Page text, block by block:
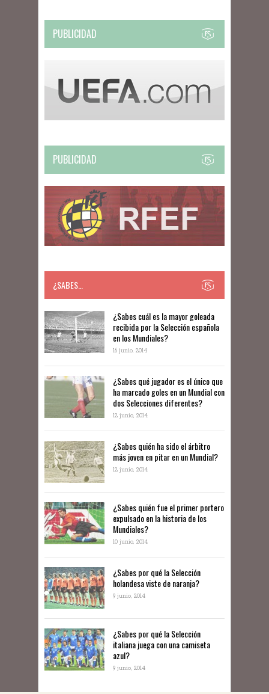
PUBLICIDAD
PUBLICIDAD
¿SABES…
​​¿Sabes cuál es la mayor goleada
recibida por la Selección española
en los Mundiales?
16 junio, 2014
¿Sabes qué jugador es el único que
ha marcado goles en un Mundial con
dos Selecciones diferentes?
12 junio, 2014
¿Sabes quién ha sido el árbitro
más joven en pitar en un Mundial?
12 junio, 2014
¿Sabes quién fue el primer portero
expulsado en la historia de los
Mundiales?
10 junio, 2014
​¿Sabes por qué la Selección
holandesa viste de naranja?
9 junio, 2014
¿Sabes por qué la Selección
italiana juega con una camiseta
azul?
9 junio, 2014